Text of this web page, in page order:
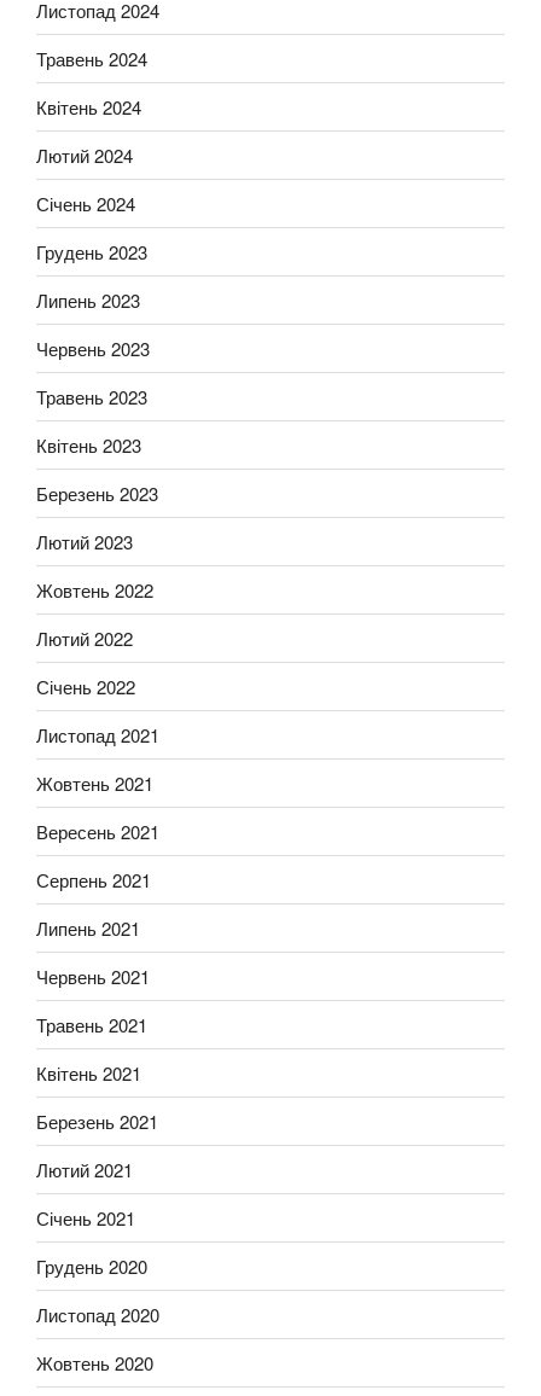
Листопад 2024
Травень 2024
Квітень 2024
Лютий 2024
Січень 2024
Грудень 2023
Липень 2023
Червень 2023
Травень 2023
Квітень 2023
Березень 2023
Лютий 2023
Жовтень 2022
Лютий 2022
Січень 2022
Листопад 2021
Жовтень 2021
Вересень 2021
Серпень 2021
Липень 2021
Червень 2021
Травень 2021
Квітень 2021
Березень 2021
Лютий 2021
Січень 2021
Грудень 2020
Листопад 2020
Жовтень 2020